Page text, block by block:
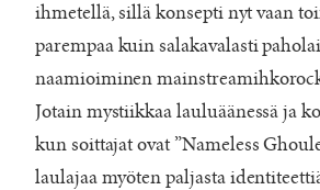
ihmetellä, sillä konsepti nyt vaan
parempaa kuin salakavalasti
naamioiminen
Jotain mystiikkaa lauluäänessä ja
kun soittajat ovat ”Nameless
laulajaa myöten paljasta